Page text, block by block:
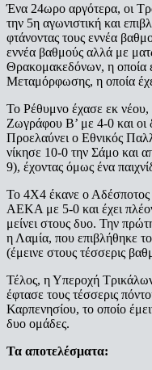
Ένα 24ωρο αργότερα, οι
την 5η αγωνιστική και
φτάνοντας τους εννέα
εννέα βαθμούς αλλά με
Θρακομακεδόνων, η οποία
Μεταμόρφωσης, η οποία
Το Ρέθυμνο έχασε εκ
Ζωγράφου Β’ με 4-0 και οι
Προελαύνει ο Εθνικός
νίκησε 10-0 την Σάμο και
9), έχοντας όμως ένα
Το 4Χ4 έκανε ο Αδέσποτος
ΑΕΚΑ με 5-0 και έχει
μείνει στους δυο. Την
η Λαμία, που επιβλήθηκε
(έμεινε στους τέσσερις
Τέλος, η Υπεροχή
έφτασε τους τέσσερις
Καρπενησίου, το οποίο
δυο ομάδες.
Τα αποτελέσματα: